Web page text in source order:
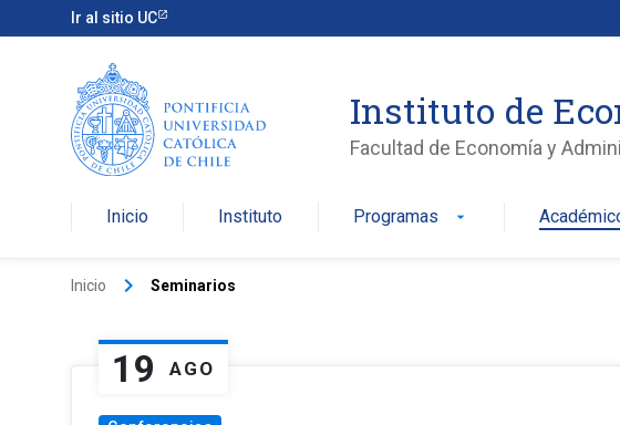
Ir al sitio UC
Instituto de
Facultad de Economía y
Inicio Instituto Programas arrow_drop_down
Inicio keyboard_arrow_right Seminarios
19 AGO